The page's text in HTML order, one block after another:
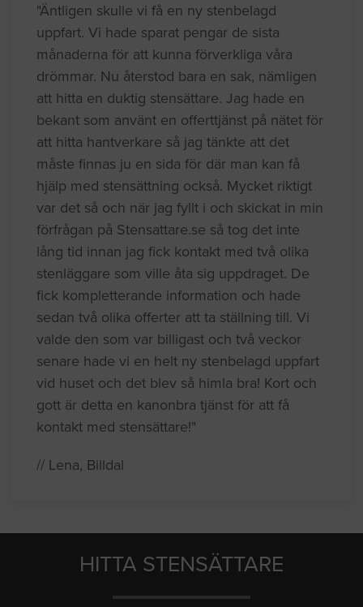
"Äntligen skulle vi få en ny stenbelagd
uppfart. Vi hade sparat pengar de sista
månaderna för att kunna förverkliga våra
drömmar. Nu återstod bara en sak, nämligen
att hitta en duktig stensättare. Jag hade en
bekant som använt en offerttjänst på nätet för
att hitta hantverkare så jag tänkte att det
måste finnas ju en sida för där man kan få
hjälp med stensättning också. Mycket riktigt
var det så och när jag fyllt i och skickat in min
förfrågan på Stensattare.se så tog det inte
lång tid innan jag fick kontakt med två olika
stenläggare som ville åta sig uppdraget. De
fick kompletterande information och hade
sedan två olika offerter att ta ställning till. Vi
valde den som var billigast och två veckor
senare hade vi en helt ny stenbelagd uppfart
vid huset och det blev så himla bra! Kort och
gott är detta en kanonbra tjänst för att få
kontakt med stensättare!"
// Lena, Billdal
HITTA STENSÄTTARE